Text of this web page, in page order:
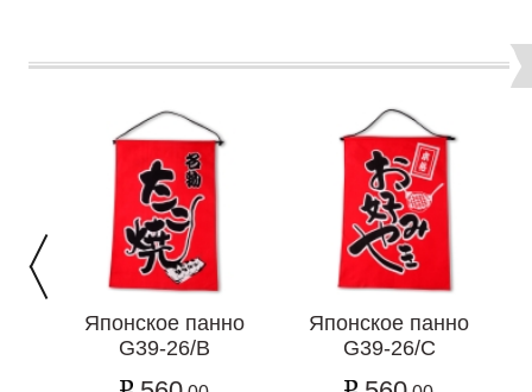
Японское панно
G39-26/B
Японское панно
G39-26/C